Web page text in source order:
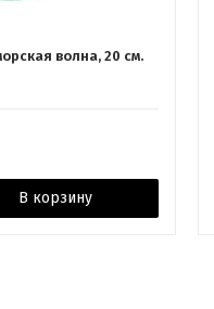
волна, 20 см.
В корзину